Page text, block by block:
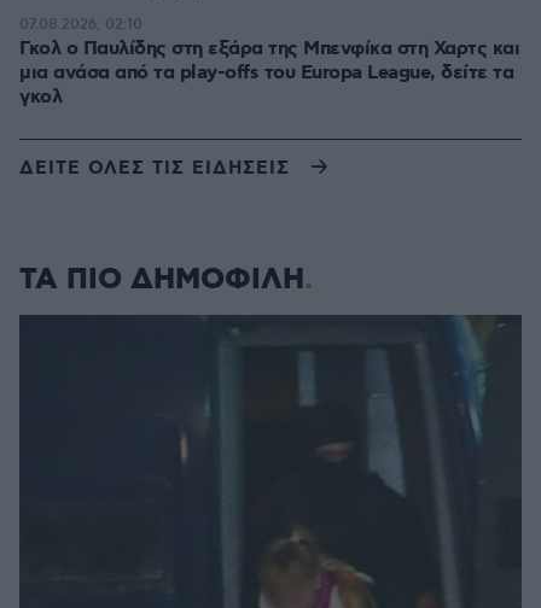
Γκολ ο Παυλίδης στη εξάρα της Μπενφίκα στη Χαρτς και
μια ανάσα από τα play-offs του Europa League, δείτε τα
γκολ
07.08.2026, 02:10
ΔΕΙΤΕ ΟΛΕΣ ΤΙΣ ΕΙΔΗΣΕΙΣ
ΤΑ ΠΙΟ ΔΗΜΟΦΙΛΗ